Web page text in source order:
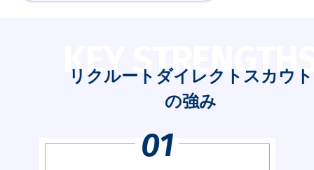
KEY
リクルートダイレクトスカウト
の強み